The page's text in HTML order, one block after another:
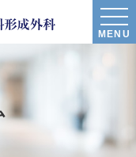
MENU